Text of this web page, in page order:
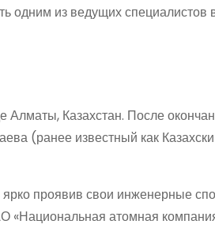
одним из ведущих специалистов
Алматы, Казахстан. После
(ранее известный как
проявив свои инженерные
«Национальная атомная